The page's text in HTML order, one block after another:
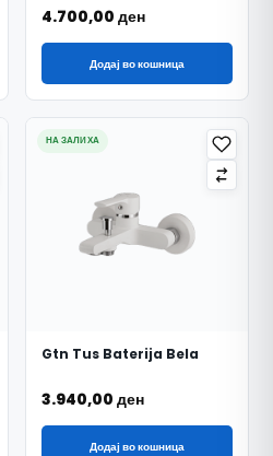
4.700,00 ден
Додај во кошница
НА ЗАЛИХА
Gtn Tus Baterija Bela
3.940,00 ден
Додај во кошница